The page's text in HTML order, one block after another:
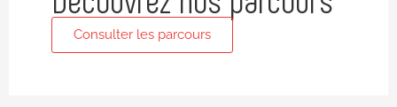
Consulter les parcours